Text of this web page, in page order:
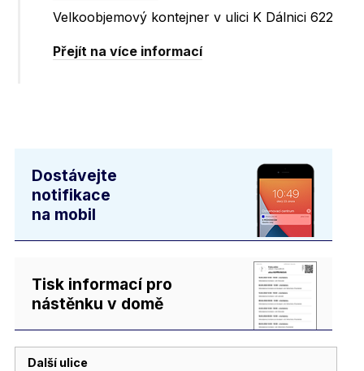
Velkoobjemový kontejner v ulici K Dálnici 622
Přejít na více informací
Dostávejte
notifikace
na mobil
Tisk informací pro
nástěnku v domě
Další ulice